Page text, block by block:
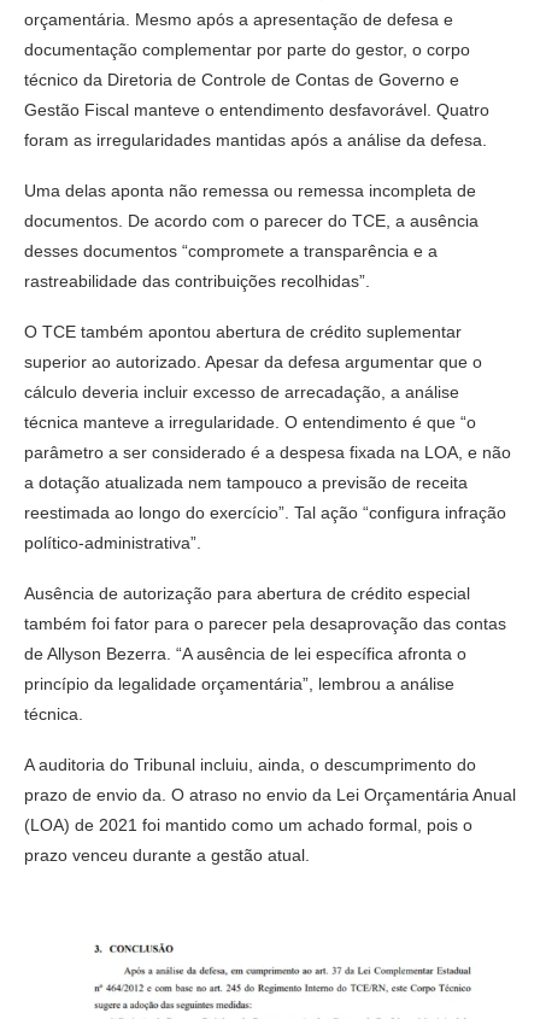
orçamentária. Mesmo após a apresentação de defesa e
documentação complementar por parte do gestor, o corpo
técnico da Diretoria de Controle de Contas de Governo e
Gestão Fiscal manteve o entendimento desfavorável. Quatro
foram as irregularidades mantidas após a análise da defesa.
Uma delas aponta não remessa ou remessa incompleta de
documentos. De acordo com o parecer do TCE, a ausência
desses documentos “compromete a transparência e a
rastreabilidade das contribuições recolhidas”.
O TCE também apontou abertura de crédito suplementar
superior ao autorizado. Apesar da defesa argumentar que o
cálculo deveria incluir excesso de arrecadação, a análise
técnica manteve a irregularidade. O entendimento é que “o
parâmetro a ser considerado é a despesa fixada na LOA, e não
a dotação atualizada nem tampouco a previsão de receita
reestimada ao longo do exercício”. Tal ação “configura infração
político-administrativa”.
Ausência de autorização para abertura de crédito especial
também foi fator para o parecer pela desaprovação das contas
de Allyson Bezerra. “A ausência de lei específica afronta o
princípio da legalidade orçamentária”, lembrou a análise
técnica.
A auditoria do Tribunal incluiu, ainda, o descumprimento do
prazo de envio da. O atraso no envio da Lei Orçamentária Anual
(LOA) de 2021 foi mantido como um achado formal, pois o
prazo venceu durante a gestão atual.